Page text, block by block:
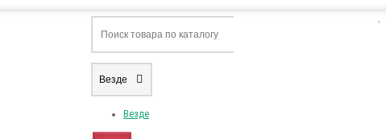
Везде
Везде